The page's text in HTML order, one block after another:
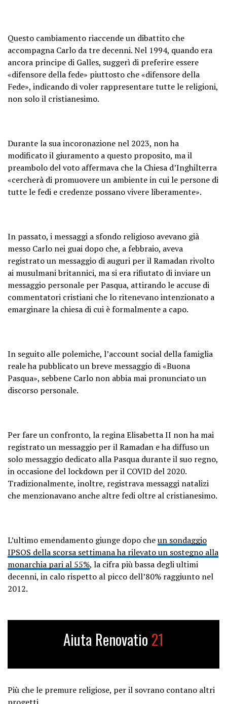
Questo cambiamento riaccende un dibattito che
accompagna Carlo da tre decenni. Nel 1994, quando era
ancora principe di Galles, suggerì di preferire essere
«difensore della fede» piuttosto che «difensore della
Fede», indicando di voler rappresentare tutte le religioni,
non solo il cristianesimo.
Durante la sua incoronazione nel 2023, non ha
modificato il giuramento a questo proposito, ma il
preambolo del voto affermava che la Chiesa d’Inghilterra
«cercherà di promuovere un ambiente in cui le persone di
tutte le fedi e credenze possano vivere liberamente».
In passato, i messaggi a sfondo religioso avevano già
messo Carlo nei guai dopo che, a febbraio, aveva
registrato un messaggio di auguri per il Ramadan rivolto
ai musulmani britannici, ma si era rifiutato di inviare un
messaggio personale per Pasqua, attirando le accuse di
commentatori cristiani che lo ritenevano intenzionato a
emarginare la chiesa di cui è formalmente a capo.
In seguito alle polemiche, l’account social della famiglia
reale ha pubblicato un breve messaggio di «Buona
Pasqua», sebbene Carlo non abbia mai pronunciato un
discorso personale.
Per fare un confronto, la regina Elisabetta II non ha mai
registrato un messaggio per il Ramadan e ha diffuso un
solo messaggio dedicato alla Pasqua durante il suo regno,
in occasione del lockdown per il COVID del 2020.
Tradizionalmente, inoltre, registrava messaggi natalizi
che menzionavano anche altre fedi oltre al cristianesimo.
L’ultimo emendamento giunge dopo cheun sondaggio
IPSOS della scorsa settimana ha rilevato un sostegno alla
monarchia pari al 55%, la cifra più bassa degli ultimi
decenni, in calo rispetto al picco dell’80% raggiunto nel
2012.
Aiuta Renovatio 21
Più che le premure religiose, per il sovrano contano altri